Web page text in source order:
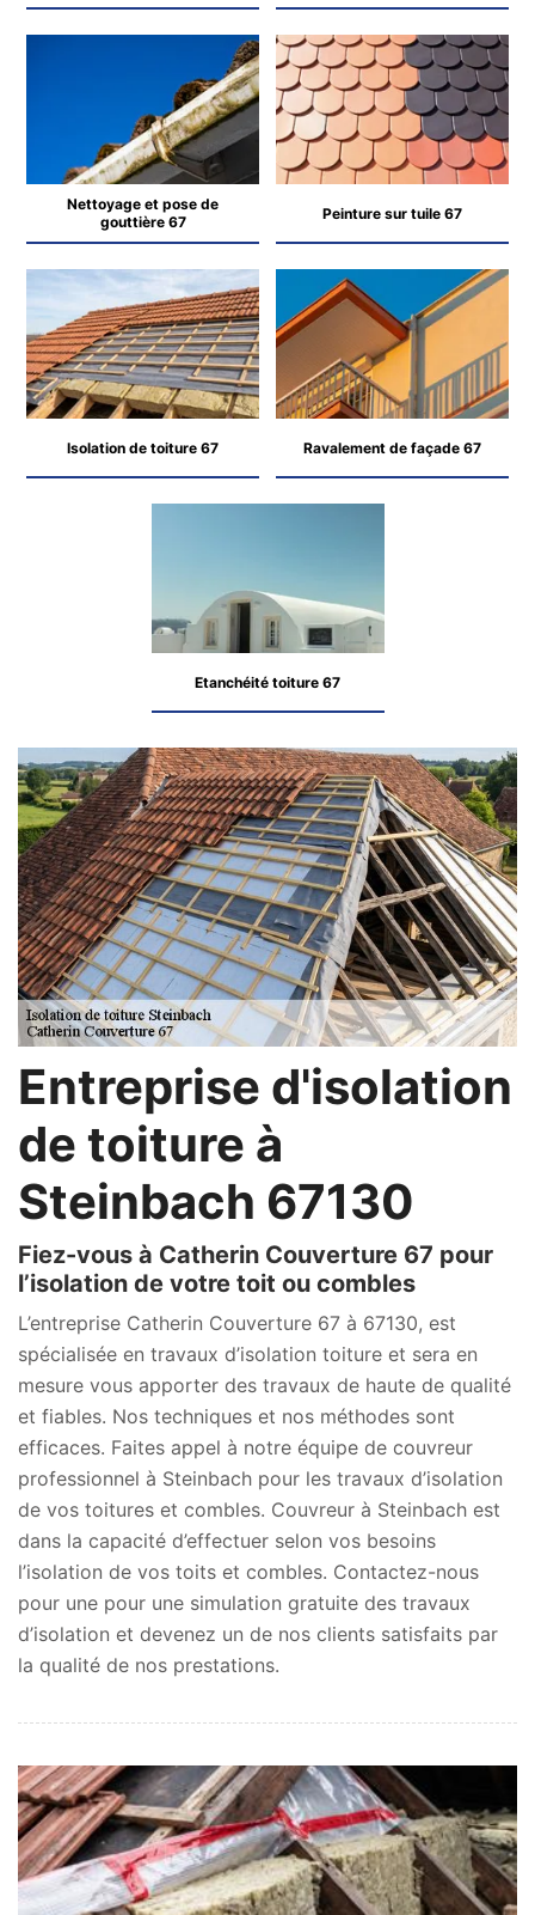
Nettoyage et pose de
gouttière 67
Peinture sur tuile 67
Isolation de toiture 67 Ravalement de façade 67
Etanchéité toiture 67
Entreprise d'isolation
de toiture à
Steinbach 67130
Fiez-vous à Catherin Couverture 67 pour
l’isolation de votre toit ou combles
L’entreprise Catherin Couverture 67 à 67130, est
spécialisée en travaux d’isolation toiture et sera en
mesure vous apporter des travaux de haute de qualité
et fiables. Nos techniques et nos méthodes sont
efficaces. Faites appel à notre équipe de couvreur
professionnel à Steinbach pour les travaux d’isolation
de vos toitures et combles. Couvreur à Steinbach est
dans la capacité d’effectuer selon vos besoins
l’isolation de vos toits et combles. Contactez-nous
pour une pour une simulation gratuite des travaux
d’isolation et devenez un de nos clients satisfaits par
la qualité de nos prestations.